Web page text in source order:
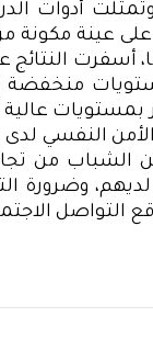
أدوات
على عينة مكونة
أسفرت النتائج
بمستويات
النفسي
الشباب من
وضرورة
التواصل